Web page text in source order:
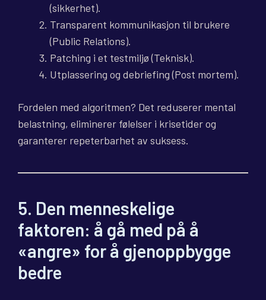
(sikkerhet).
Transparent kommunikasjon til brukere
(Public Relations).
Patching i et testmiljø (Teknisk).
Utplassering og debriefing (Post mortem).
Fordelen med algoritmen? Det reduserer mental
belastning, eliminerer følelser i krisetider og
garanterer repeterbarhet av suksess.
5. Den menneskelige
faktoren: å gå med på å
«angre» for å gjenoppbygge
bedre